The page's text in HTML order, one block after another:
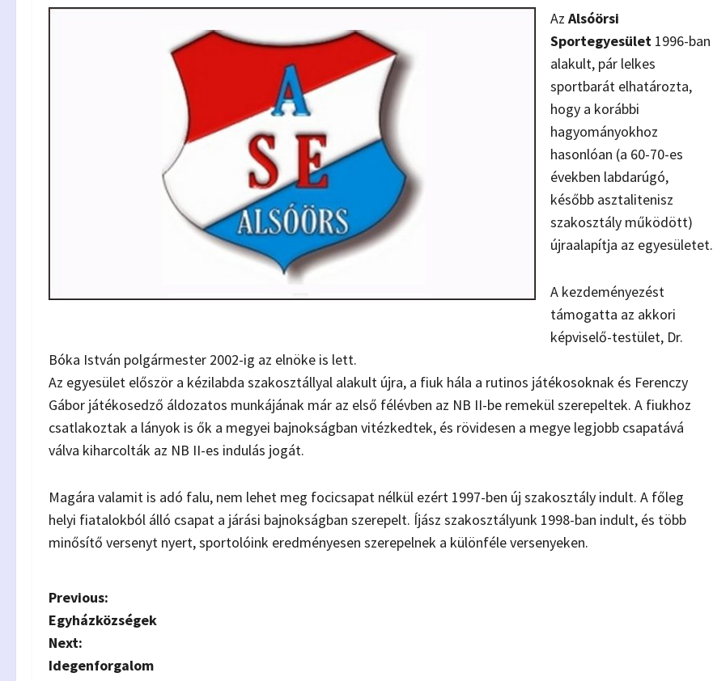
Az Alsóörsi
Sportegyesület 1996-ban
alakult, pár lelkes
sportbarát elhatározta,
hogy a korábbi
hagyományokhoz
hasonlóan (a 60-70-es
években labdarúgó,
később asztalitenisz
szakosztály működött)
újraalapítja az egyesületet.
A kezdeményezést
támogatta az akkori
képviselő-testület, Dr.
Bóka István polgármester 2002-ig az elnöke is lett.
Az egyesület először a kézilabda szakosztállyal alakult újra, a fiuk hála a rutinos játékosoknak és Ferenczy
Gábor játékosedző áldozatos munkájának már az első félévben az NB II-be remekül szerepeltek. A fiukhoz
csatlakoztak a lányok is ők a megyei bajnokságban vitézkedtek, és rövidesen a megye legjobb csapatává
válva kiharcolták az NB II-es indulás jogát.
Magára valamit is adó falu, nem lehet meg focicsapat nélkül ezért 1997-ben új szakosztály indult. A főleg
helyi fiatalokból álló csapat a járási bajnokságban szerepelt. Íjász szakosztályunk 1998-ban indult, és több
minősítő versenyt nyert, sportolóink eredményesen szerepelnek a különféle versenyeken.
P
o
s
Previous:
Egyházközségek
Next:
Idegenforgalom